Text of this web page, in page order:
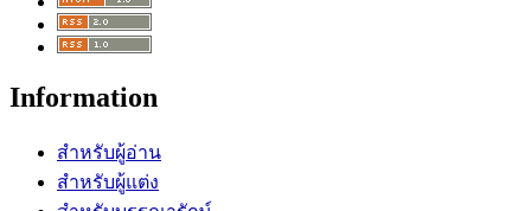
Information
สำหรับผู้อ่าน
สำหรับผู้แต่ง